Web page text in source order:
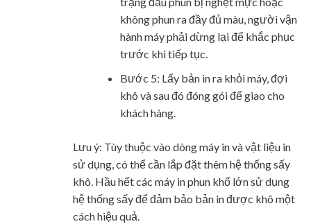
không phun ra đầy đủ màu, người vận
hành máy phải dừng lại để khắc phục
trước khi tiếp tục.
Bước 5: Lấy bản in ra khỏi máy, đợi
khô và sau đó đóng gói để giao cho
khách hàng.
Lưu ý: Tùy thuộc vào dòng máy in và vật liệu in
sử dụng, có thể cần lắp đặt thêm hệ thống sấy
khô. Hầu hết các máy in phun khổ lớn sử dụng
hệ thống sấy để đảm bảo bản in được khô một
cách hiệu quả.